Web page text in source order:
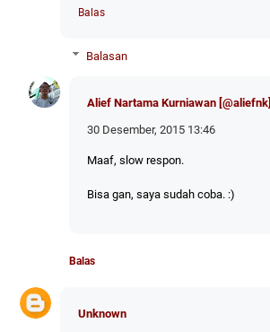
Balas
Balasan
Alief Nartama Kurniawan [@aliefnk]
30 Desember, 2015 13:46
Maaf, slow respon.
Bisa gan, saya sudah coba. :)
Balas
Unknown